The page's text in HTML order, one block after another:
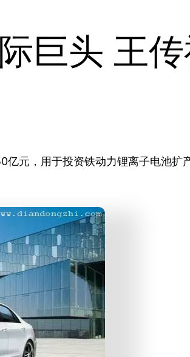
巨头 王
元，用于投资铁动力锂离子电池